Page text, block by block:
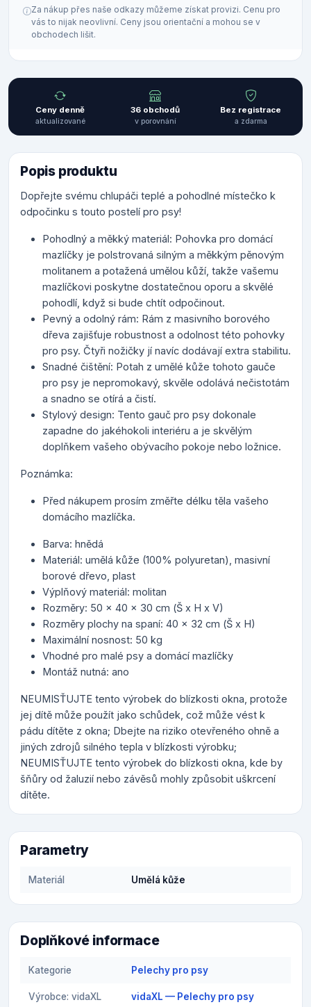
Za nákup přes naše odkazy můžeme získat provizi. Cenu pro
vás to nijak neovlivní. Ceny jsou orientační a mohou se v
obchodech lišit.
Ceny denně
aktualizované
36 obchodů
v porovnání
Bez registrace
a zdarma
Popis produktu
Dopřejte svému chlupáči teplé a pohodlné místečko k
odpočinku s touto postelí pro psy!
Pohodlný a měkký materiál: Pohovka pro domácí
mazlíčky je polstrovaná silným a měkkým pěnovým
molitanem a potažená umělou kůží, takže vašemu
mazlíčkovi poskytne dostatečnou oporu a skvělé
pohodlí, když si bude chtít odpočinout.
Pevný a odolný rám: Rám z masivního borového
dřeva zajišťuje robustnost a odolnost této pohovky
pro psy. Čtyři nožičky jí navíc dodávají extra stabilitu.
Snadné čištění: Potah z umělé kůže tohoto gauče
pro psy je nepromokavý, skvěle odolává nečistotám
a snadno se otírá a čistí.
Stylový design: Tento gauč pro psy dokonale
zapadne do jakéhokoli interiéru a je skvělým
doplňkem vašeho obývacího pokoje nebo ložnice.
Poznámka:
Před nákupem prosím změřte délku těla vašeho
domácího mazlíčka.
Barva: hnědá
Materiál: umělá kůže (100% polyuretan), masivní
borové dřevo, plast
Výplňový materiál: molitan
Rozměry: 50 x 40 x 30 cm (Š x H x V)
Rozměry plochy na spaní: 40 x 32 cm (Š x H)
Maximální nosnost: 50 kg
Vhodné pro malé psy a domácí mazlíčky
Montáž nutná: ano
NEUMISŤUJTE tento výrobek do blízkosti okna, protože
jej dítě může použít jako schůdek, což může vést k
pádu dítěte z okna; Dbejte na riziko otevřeného ohně a
jiných zdrojů silného tepla v blízkosti výrobku;
NEUMISŤUJTE tento výrobek do blízkosti okna, kde by
šňůry od žaluzií nebo závěsů mohly způsobit uškrcení
dítěte.
Parametry
Materiál Umělá kůže
Doplňkové informace
Kategorie Pelechy pro psy
Výrobce: vidaXL vidaXL — Pelechy pro psy